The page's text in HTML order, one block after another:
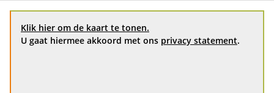
Klik hier om de kaart te tonen.
U gaat hiermee akkoord met ons privacy statement.